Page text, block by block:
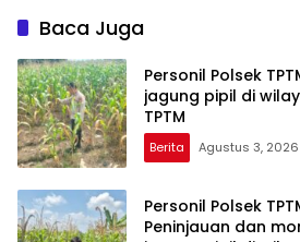
Baca Juga
Personil Polsek
jagung pipil di
TPTM
Berita Agustus 3, 2026
Personil Polsek
Peninjauan dan